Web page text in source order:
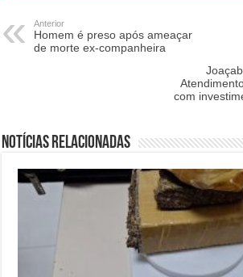
Anterior
Homem é preso após ameaçar
de morte ex-companheira
com
Notícias relacionadas